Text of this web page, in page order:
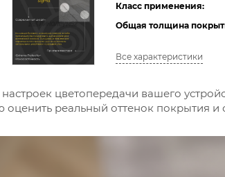
Класс применения:
Общая толщина
Все характеристики
цветопередачи вашего
оценить реальный оттенок покрытия